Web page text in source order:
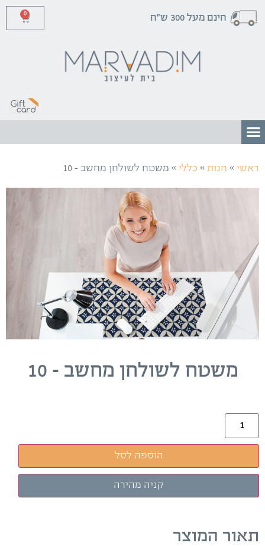
חינם מעל 300 ש"ח 0
ראשי » חנות » כללי » משטח לשולחן מחשב – 10
משטח לשולחן מחשב – 10
הוספה לסל
תאור המוצר